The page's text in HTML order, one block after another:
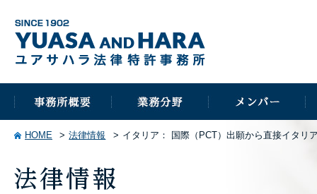
HOME 法律情報 イタリア： 国際（PCT）出願から直接イタリ